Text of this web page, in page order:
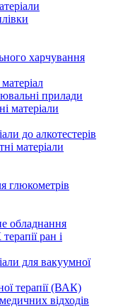
харчування
прилади
матеріали
до алкотестерів
матеріали
глюкометрів
обладнання
ран і
для вакуумної
терапії (ВАК)
відходів